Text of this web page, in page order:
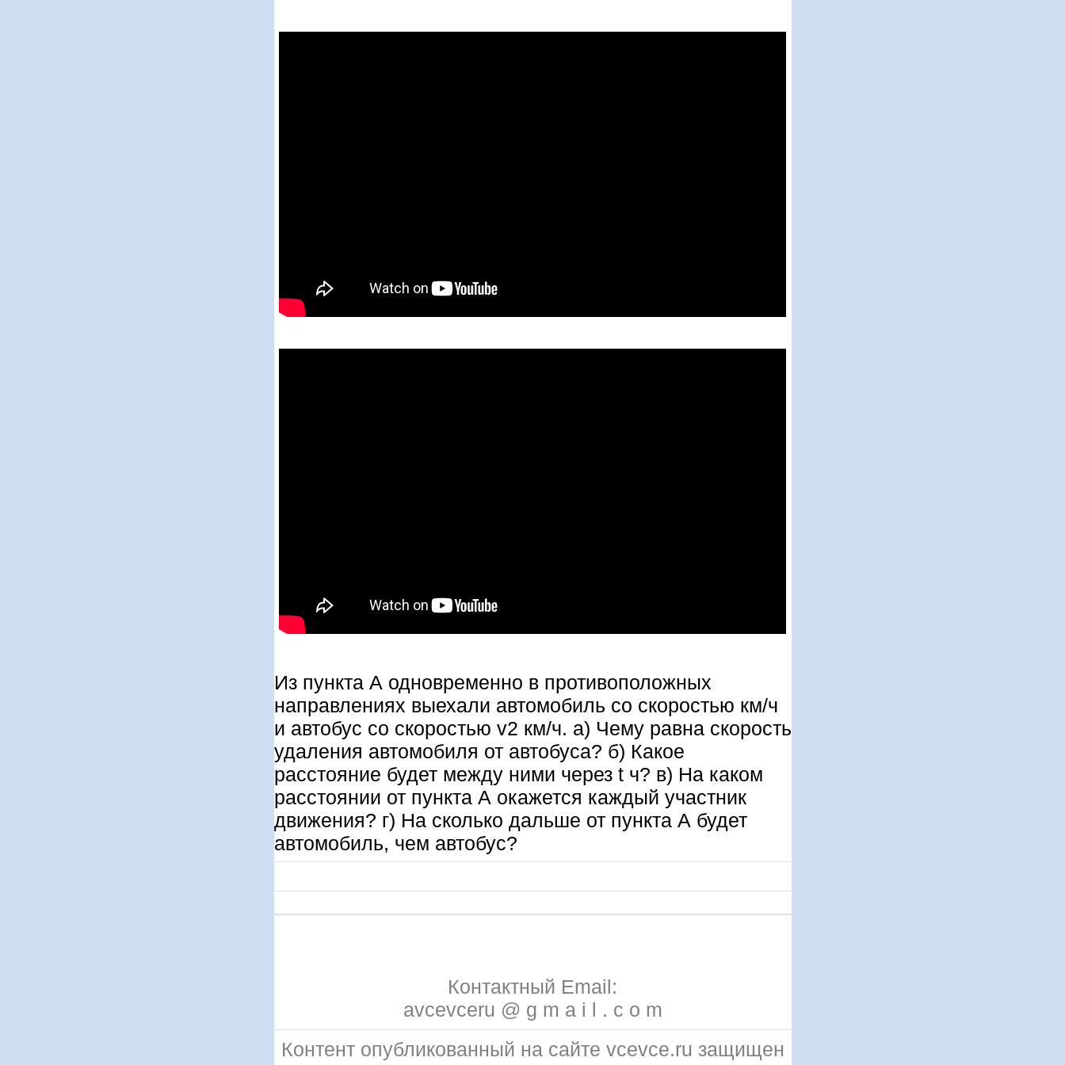
Из пункта А одновременно в противоположных
направлениях выехали автомобиль со скоростью км/ч
и автобус со скоростью v2 км/ч. а) Чему равна скорость
удаления автомобиля от автобуса? б) Какое
расстояние будет между ними через t ч? в) На каком
расстоянии от пункта А окажется каждый участник
движения? г) На сколько дальше от пункта А будет
автомобиль, чем автобус?
Контактный Email:
avcevceru @ g m a i l . c o m
Контент опубликованный на сайте vcevce.ru защищен